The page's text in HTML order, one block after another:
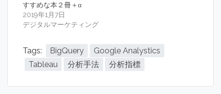
すすめな本２冊＋α
2019年1月7日
デジタルマーケティング
Tags: BigQuery
Google Analystics
Tableau
分析手法 分析指標